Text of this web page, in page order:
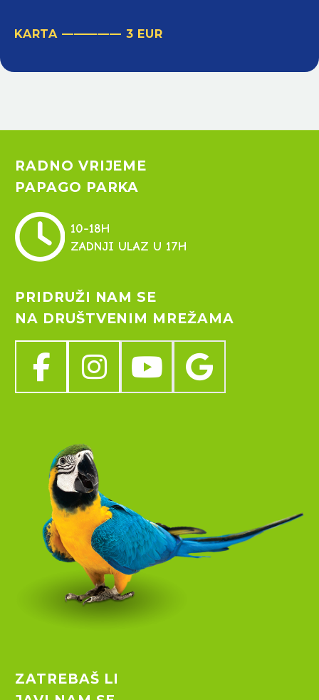
KARTA ————— 3 EUR
RADNO VRIJEME
PAPAGO PARKA

 10-18H
ZADNJI ULAZ U 17H
PRIDRUŽI NAM SE
NA DRUŠTVENIM MREŽAMA
ZATREBAŠ LI